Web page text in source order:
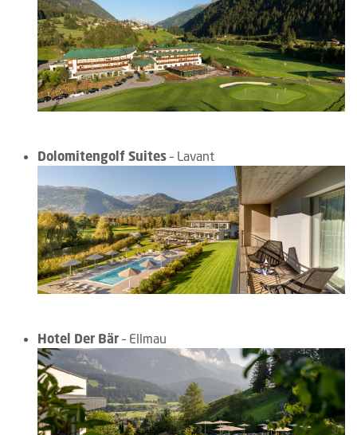
Dolomitengolf Suites– Lavant
Hotel Der Bär– Ellmau